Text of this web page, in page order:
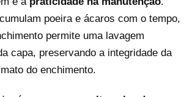
poeira e ácaros com o tempo,
permite uma lavagem
capa, preservando a integridade da
do enchimento.